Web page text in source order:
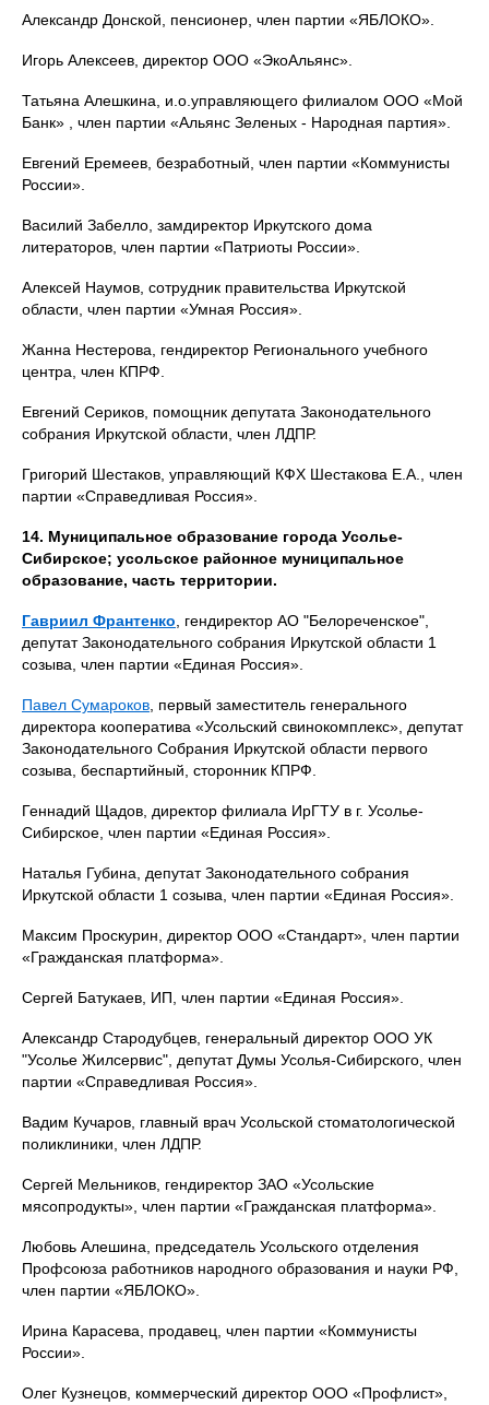
Александр Донской, пенсионер, член партии «ЯБЛОКО».
Игорь Алексеев, директор ООО «ЭкоАльянс».
Татьяна Алешкина, и.о.управляющего филиалом ООО «Мой
Банк» , член партии «Альянс Зеленых - Народная партия».
Евгений Еремеев, безработный, член партии «Коммунисты
России».
Василий Забелло, замдиректор Иркутского дома
литераторов, член партии «Патриоты России».
Алексей Наумов, сотрудник правительства Иркутской
области, член партии «Умная Россия».
Жанна Нестерова, гендиректор Регионального учебного
центра, член КПРФ.
Евгений Сериков, помощник депутата Законодательного
собрания Иркутской области, член ЛДПР.
Григорий Шестаков, управляющий КФХ Шестакова Е.А., член
партии «Справедливая Россия».
14. Муниципальное образование города Усолье-
Сибирское; усольское районное муниципальное
образование, часть территории.
Гавриил Франтенко , гендиректор АО "Белореченское",
депутат Законодательного собрания Иркутской области 1
созыва, член партии «Единая Россия».
Павел Сумароков , первый заместитель генерального
директора кооператива «Усольский свинокомплекс», депутат
Законодательного Собрания Иркутской области первого
созыва, беспартийный, сторонник КПРФ.
Геннадий Щадов, директор филиала ИрГТУ в г. Усолье-
Сибирское, член партии «Единая Россия».
Наталья Губина, депутат Законодательного собрания
Иркутской области 1 созыва, член партии «Единая Россия».
Максим Проскурин, директор ООО «Стандарт», член партии
«Гражданская платформа».
Сергей Батукаев, ИП, член партии «Единая Россия».
Александр Стародубцев, генеральный директор ООО УК
"Усолье Жилсервис", депутат Думы Усолья-Сибирского, член
партии «Справедливая Россия».
Вадим Кучаров, главный врач Усольской стоматологической
поликлиники, член ЛДПР.
Сергей Мельников, гендиректор ЗАО «Усольские
мясопродукты», член партии «Гражданская платформа».
Любовь Алешина, председатель Усольского отделения
Профсоюза работников народного образования и науки РФ,
член партии «ЯБЛОКО».
Ирина Карасева, продавец, член партии «Коммунисты
России».
Олег Кузнецов, коммерческий директор ООО «Профлист»,